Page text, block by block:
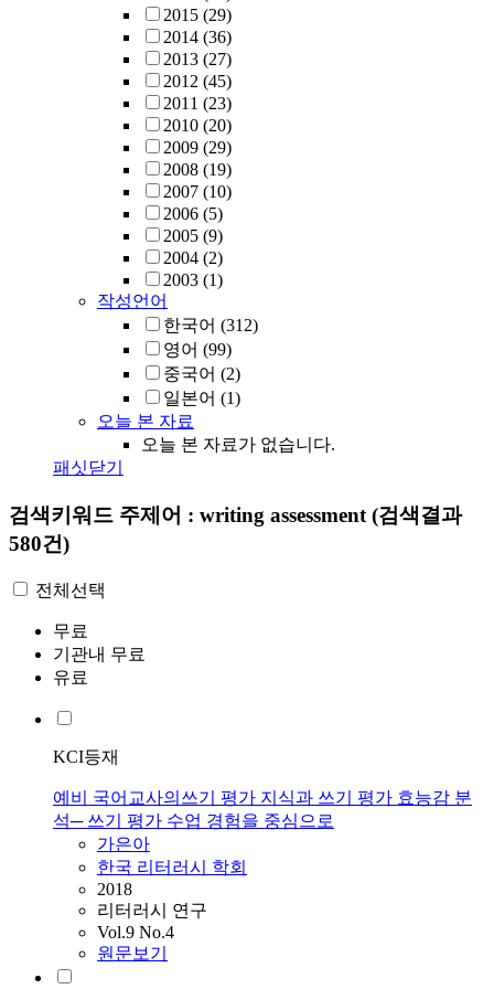
2015 (29)
2014 (36)
2013 (27)
2012 (45)
2011 (23)
2010 (20)
2009 (29)
2008 (19)
2007 (10)
2006 (5)
2005 (9)
2004 (2)
2003 (1)
작성언어
한국어 (312)
영어 (99)
중국어 (2)
일본어 (1)
오늘 본 자료
오늘 본 자료가 없습니다.
패싯닫기
검색키워드 주제어 : writing assessment (검색결과
580건)
전체선택
무료
기관내 무료
유료
KCI등재
예비 국어교사의쓰기 평가 지식과 쓰기 평가 효능감 분
석─ 쓰기 평가 수업 경험을 중심으로
가은아
한국 리터러시 학회
2018
리터러시 연구
Vol.9 No.4
원문보기